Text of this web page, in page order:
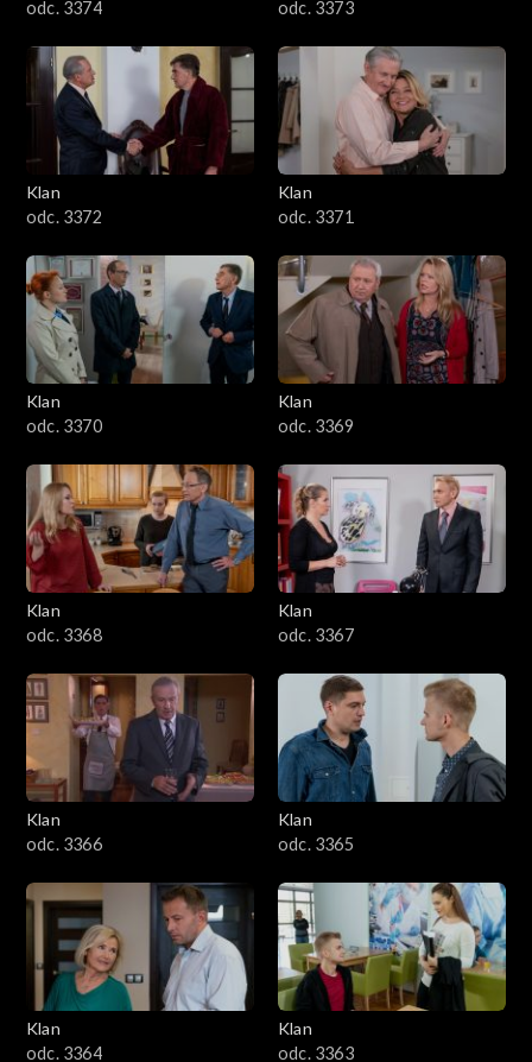
odc. 3374 odc. 3373
Klan
odc. 3372
Klan
odc. 3371
Klan
odc. 3370
Klan
odc. 3369
Klan
odc. 3368
Klan
odc. 3367
Klan
odc. 3366
Klan
odc. 3365
Klan
odc. 3364
Klan
odc. 3363